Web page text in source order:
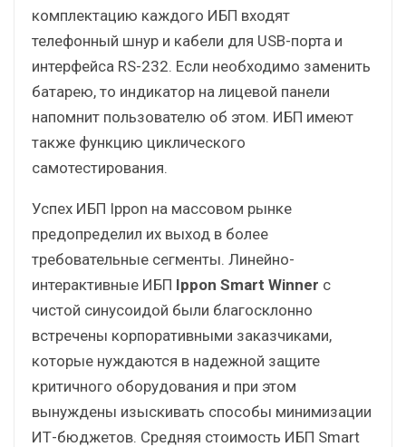
комплектацию каждого ИБП входят
телефонный шнур и кабели для USB-порта и
интерфейса RS-232. Если необходимо заменить
батарею, то индикатор на лицевой панели
напомнит пользователю об этом. ИБП имеют
также функцию циклического
самотестирования.
Успех ИБП Ippon на массовом рынке
предопределил их выход в более
требовательные сегменты. Линейно-
интерактивные ИБП Ippon Smart Winner с
чистой синусоидой были благосклонно
встречены корпоративными заказчиками,
которые нуждаются в надежной защите
критичного оборудования и при этом
вынуждены изыскивать способы минимизации
ИТ-бюджетов. Средняя стоимость ИБП Smart